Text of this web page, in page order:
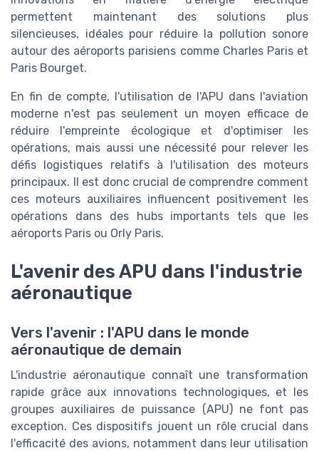
permettent maintenant des solutions plus
silencieuses, idéales pour réduire la pollution sonore
autour des aéroports parisiens comme Charles Paris et
Paris Bourget.
En fin de compte, l'utilisation de l'APU dans l'aviation
moderne n'est pas seulement un moyen efficace de
réduire l'empreinte écologique et d'optimiser les
opérations, mais aussi une nécessité pour relever les
défis logistiques relatifs à l'utilisation des moteurs
principaux. Il est donc crucial de comprendre comment
ces moteurs auxiliaires influencent positivement les
opérations dans des hubs importants tels que les
aéroports Paris ou Orly Paris.
L'avenir des APU dans l'industrie
aéronautique
Vers l'avenir : l'APU dans le monde
aéronautique de demain
L'industrie aéronautique connaît une transformation
rapide grâce aux innovations technologiques, et les
groupes auxiliaires de puissance (APU) ne font pas
exception. Ces dispositifs jouent un rôle crucial dans
l'efficacité des avions, notamment dans leur utilisation